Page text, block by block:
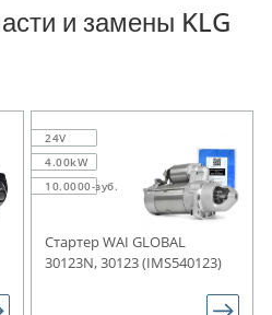
и замены KLG
24V
4.00kW
10.0000-зуб.
Стартер WAI GLOBAL
30123N, 30123 (IMS540123)